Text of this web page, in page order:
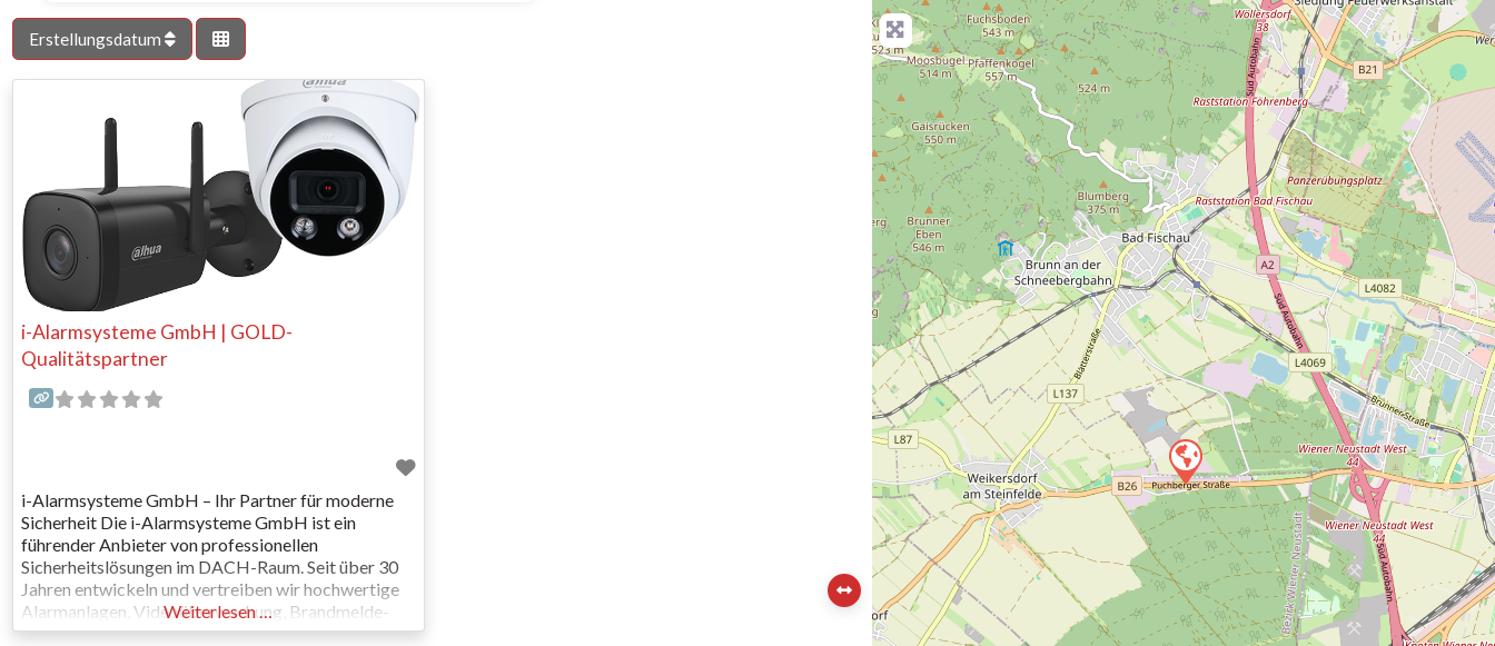
Erstellungsdatum
i-Alarmsysteme GmbH | GOLD-
Qualitätspartner
i-Alarmsysteme GmbH – Ihr Partner für moderne
Sicherheit Die i-Alarmsysteme GmbH ist ein
führender Anbieter von professionellen
Sicherheitslösungen im DACH-Raum. Seit über 30
Jahren entwickeln und vertreiben wir hochwertige
Alarmanlagen, Videoüberwachung, Brandmelde-
und Zutrittskontrollsysteme für Privatkunden,
Weiterlesen …